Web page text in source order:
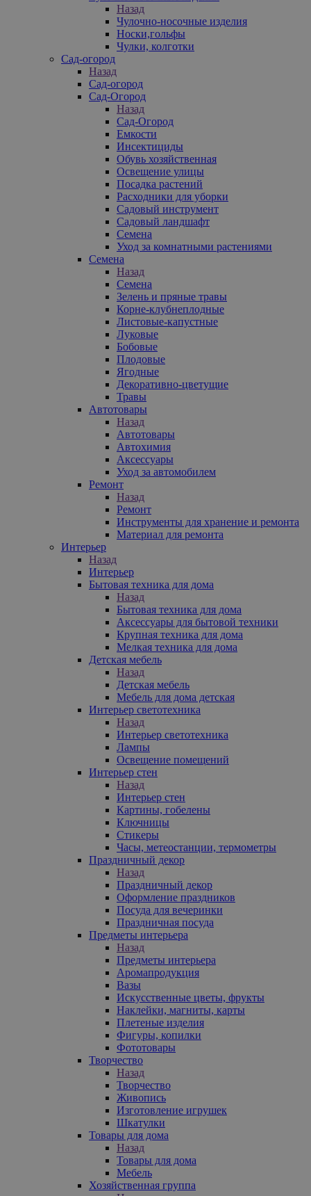
Назад
Чулочно-носочные изделия
Носки,гольфы
Чулки, колготки
Сад-огород
Назад
Сад-огород
Сад-Огород
Назад
Сад-Огород
Емкости
Инсектициды
Обувь хозяйственная
Освещение улицы
Посадка растений
Расходники для уборки
Садовый инструмент
Садовый ландшафт
Семена
Уход за комнатными растениями
Семена
Назад
Семена
Зелень и пряные травы
Корне-клубнеплодные
Листовые-капустные
Луковые
Бобовые
Плодовые
Ягодные
Декоративно-цветущие
Травы
Автотовары
Назад
Автотовары
Автохимия
Аксессуары
Уход за автомобилем
Ремонт
Назад
Ремонт
Инструменты для хранение и ремонта
Материал для ремонта
Интерьер
Назад
Интерьер
Бытовая техника для дома
Назад
Бытовая техника для дома
Аксессуары для бытовой техники
Крупная техника для дома
Мелкая техника для дома
Детская мебель
Назад
Детская мебель
Мебель для дома детская
Интерьер светотехника
Назад
Интерьер светотехника
Лампы
Освещение помещений
Интерьер стен
Назад
Интерьер стен
Картины, гобелены
Ключницы
Стикеры
Часы, метеостанции, термометры
Праздничный декор
Назад
Праздничный декор
Оформление праздников
Посуда для вечеринки
Праздничная посуда
Предметы интерьера
Назад
Предметы интерьера
Аромапродукция
Вазы
Искусственные цветы, фрукты
Наклейки, магниты, карты
Плетеные изделия
Фигуры, копилки
Фототовары
Творчество
Назад
Творчество
Живопись
Изготовление игрушек
Шкатулки
Товары для дома
Назад
Товары для дома
Мебель
Хозяйственная группа